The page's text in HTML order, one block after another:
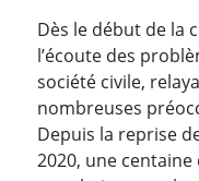
Dès le début de la
l’écoute des
société civile,
nombreuses
Depuis la reprise
2020, une